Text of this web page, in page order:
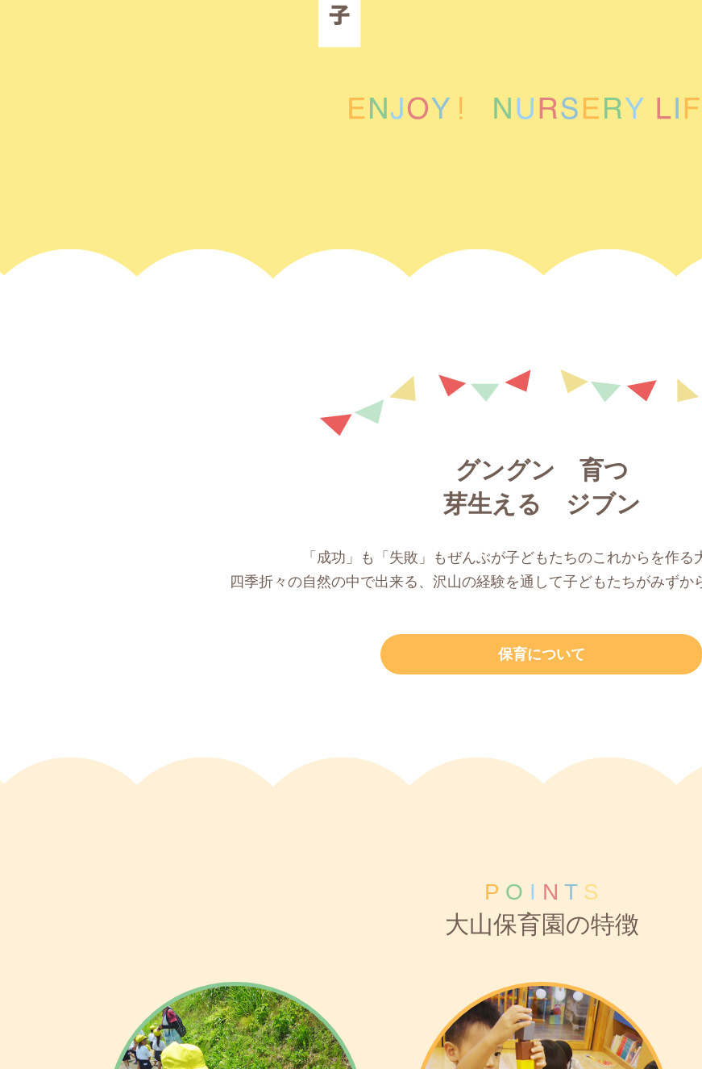
グングン 育つ
芽生える ジブン
「成功」も「失敗」もぜんぶが子どもたちのこれからを作る
四季折々の自然の中で出来る、沢山の経験を通して子どもたちがみずか
保育について
P O I N T S
大山保育園の特徴